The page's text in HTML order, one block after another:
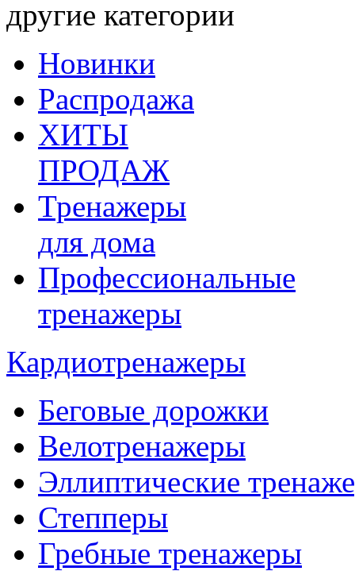
другие категории
Новинки
Распродажа
ХИТЫ
ПРОДАЖ
Тренажеры
для дома
Профессиональные
тренажеры
Кардиотренажеры
Беговые дорожки
Велотренажеры
Эллиптические
Степперы
Гребные тренажеры